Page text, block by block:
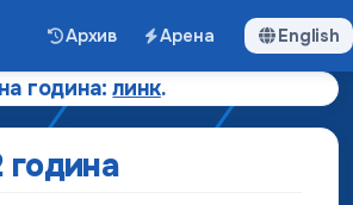
Архив Арена English
година:линк.